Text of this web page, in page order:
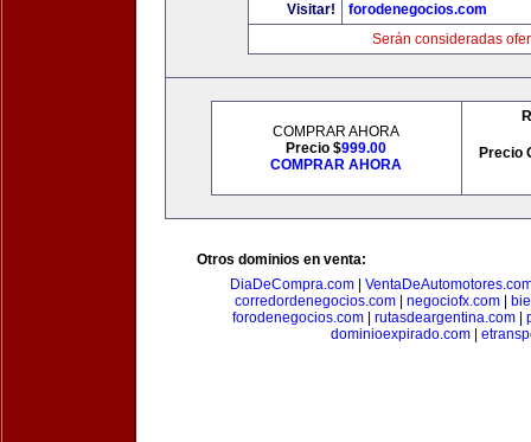
Visitar!
forodenegocios.com
Serán consideradas
COMPRAR AHORA
Precio $999.00
COMPRAR AHORA
Precio
Otros dominios en venta:
DiaDeCompra.com|
corredordenegocios.com
negociofx.com
forodenegocios.com| rutasdeargentina.com|
dominioexpirado.com|